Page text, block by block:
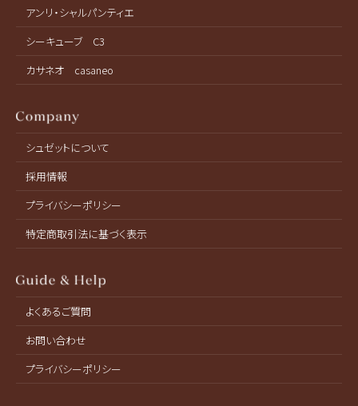
アンリ・シャルパンティエ
シーキューブ C3
カサネオ casaneo
シュゼットについて
採用情報
プライバシーポリシー
特定商取引法に基づく表示
よくあるご質問
お問い合わせ
プライバシーポリシー